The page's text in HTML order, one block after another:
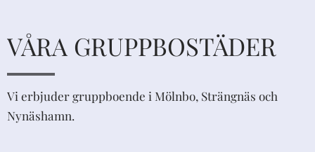
VÅRA GRUPPBOSTÄDER
Vi erbjuder gruppboende i Mölnbo, Strängnäs och
Nynäshamn.